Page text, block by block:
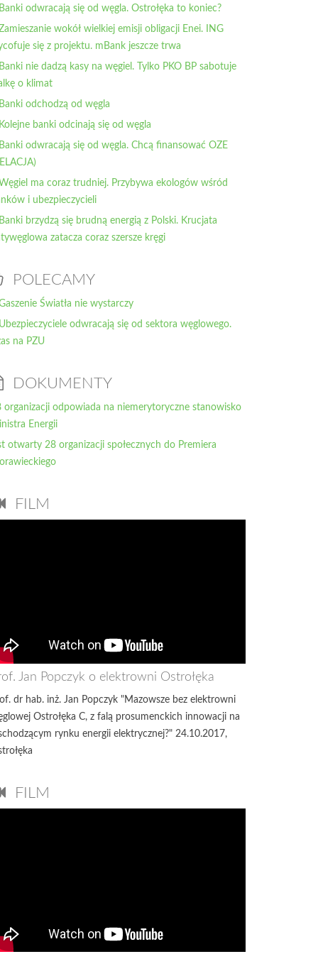
odwracają się od węgla. Ostrołęka to koniec?
wokół wielkiej emisji obligacji Enei. ING
się z projektu. mBank jeszcze trwa
nie dadzą kasy na węgiel. Tylko PKO BP sabotuje
o klimat
odchodzą od węgla
banki odcinają się od węgla
odwracają się od węgla. Chcą finansować OZE
ma coraz trudniej. Przybywa ekologów wśród
i ubezpieczycieli
brzydzą się brudną energią z Polski. Krucjata
zatacza coraz szersze kręgi
POLECAMY
Światła nie wystarczy
odwracają się od sektora węglowego.
na PZU
DOKUMENTY
organizacji odpowiada na niemerytoryczne stanowisko
Energii
otwarty 28 organizacji społecznych do Premiera
FILM
Jan Popczyk o elektrowni Ostrołęka
dr hab. inż. Jan Popczyk "Mazowsze bez elektrowni
Ostrołęka C, z falą prosumenckich innowacji na
rynku energii elektrycznej?" 24.10.2017,
FILM